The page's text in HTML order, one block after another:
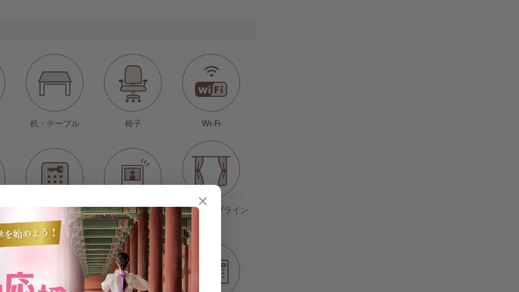
机・テーブル 椅子 Wi-Fi
オートロック インターフォン
カーテン・ブライン
✕